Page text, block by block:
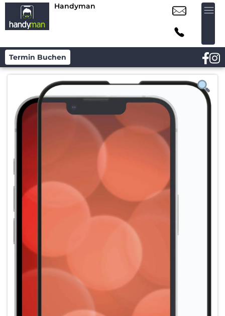
Handyman
Termin Buchen